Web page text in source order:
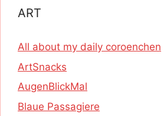
ART
All about my daily coroenchen
ArtSnacks
AugenBlickMal
Blaue Passagiere